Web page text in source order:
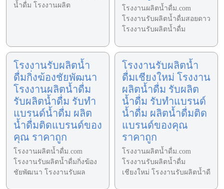
น้ำดื่ม โรงงานผลิต
โรงงานผลิตน้ำดื่ม.com
โรงงานรับผลิตน้ำดื่มสอยดาว
โรงงานรับผลิตน้ำดื่ม
โรงงานรับผลิตน้ำ
ดื่มกิ่งฆ้องชัยพัฒนา
โรงงานผลิตน้ำดื่ม
รับผลิตน้ำดื่ม รับทำ
แบรนด์น้ำดื่ม ผลิต
น้ำดื่มติดแบรนด์ของ
คุณ ราคาถูก
โรงงานผลิตน้ำดื่ม.com
โรงงานรับผลิตน้ำดื่มกิ่งฆ้อง
ชัยพัฒนา โรงงานรับผล
โรงงานรับผลิตน้ำ
ดื่มเชียงใหม่ โรงงาน
ผลิตน้ำดื่ม รับผลิต
น้ำดื่ม รับทำแบรนด์
น้ำดื่ม ผลิตน้ำดื่มติด
แบรนด์ของคุณ
ราคาถูก
โรงงานผลิตน้ำดื่ม.com
โรงงานรับผลิตน้ำดื่ม
เชียงใหม่ โรงงานรับผลิตน้ำดื